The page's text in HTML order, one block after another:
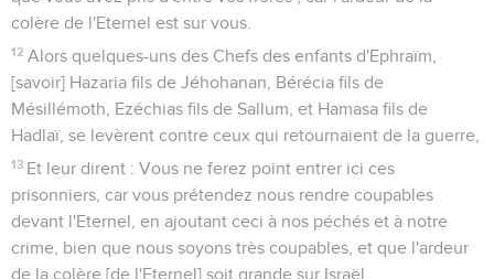
colère de l'Eternel est sur vous.
12 Alors quelques-uns des Chefs des enfants d'Ephraïm,
[savoir] Hazaria fils de Jéhohanan, Bérécia fils de
Mésillémoth, Ezéchias fils de Sallum, et Hamasa fils de
Hadlaï, se levèrent contre ceux qui retournaient de la guerre,
13 Et leur dirent : Vous ne ferez point entrer ici ces
prisonniers, car vous prétendez nous rendre coupables
devant l'Eternel, en ajoutant ceci à nos péchés et à notre
crime, bien que nous soyons très coupables, et que l'ardeur
de la colère [de l'Eternel] soit grande sur Israël.